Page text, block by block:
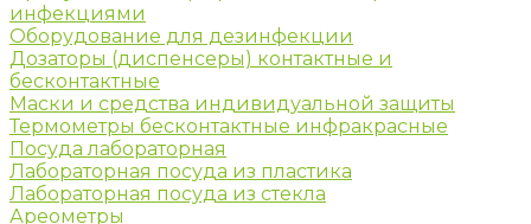
инфекциями
Оборудование для дезинфекции
Дозаторы (диспенсеры) контактные и
бесконтактные
Маски и средства индивидуальной защиты
Термометры бесконтактные инфракрасные
Посуда лабораторная
Лабораторная посуда из пластика
Лабораторная посуда из стекла
Ареометры